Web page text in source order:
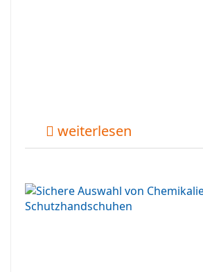
weiterlesen